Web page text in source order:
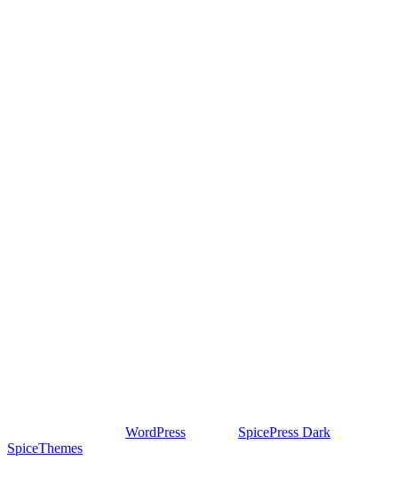
WordPress SpicePress Dark
SpiceThemes